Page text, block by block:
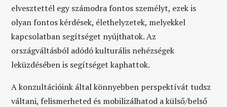
elvesztettél egy számodra fontos személyt, ezek is
olyan fontos kérdések, élethelyzetek, melyekkel
kapcsolatban segítséget nyújthatok. Az
országváltásból adódó kulturális nehézségek
leküzdésében is segítséget kaphattok.
A konzultációink által könnyebben perspektívát tudsz
váltani, felismerheted és mobilizálhatod a külső/belső